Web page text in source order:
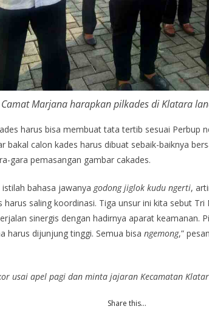
Marjana harapkan pilkades di Klatara
harus bisa membuat tata tertib sesuai Perbup
bakal calon kades harus dibuat sebaik-baiknya
gara pemasangan gambar cakades.
bahasa jawanya godong jiglok kudu ngerti,
saling koordinasi. Tiga unsur ini kita sebut
sinergis dengan hadirnya aparat keamanan.
harus dijunjung tinggi. Semua bisa ngemong,”
usai apel pagi dan minta jajaran Kecamatan
Share this…